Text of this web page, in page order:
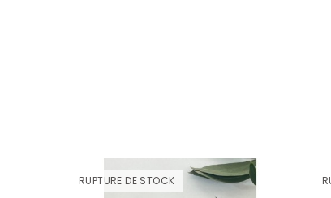
RUPTURE DE STOCK